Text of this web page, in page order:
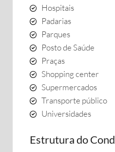
Hospitais
Padarias
Parques
Posto de Saúde
Praças
Shopping center
Supermercados
Transporte público
Universidades
Estrutura do